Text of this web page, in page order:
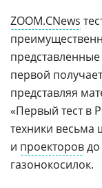
ZOOM.CNews
первой
представляя
«Первый тест в
техники
и проекторовдо
газонокосилок.